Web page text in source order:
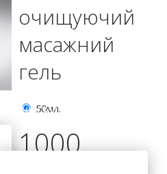
ВХІД НА САЙТ
очищуючий
масажний
гель
50мл.
1000